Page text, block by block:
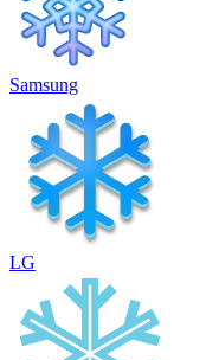
Samsung
LG